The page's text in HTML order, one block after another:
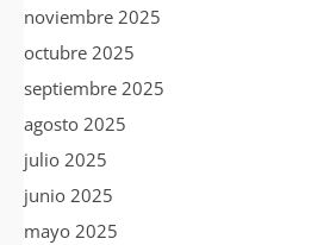
noviembre 2025
octubre 2025
septiembre 2025
agosto 2025
julio 2025
junio 2025
mayo 2025